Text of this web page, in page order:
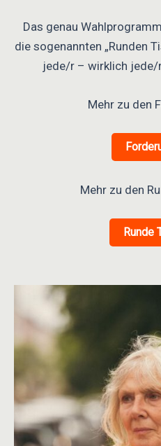
Das genau
die sogenannten „Runden
jede/r – wirklich jede/
Mehr zu den
Mehr zu den
Runde